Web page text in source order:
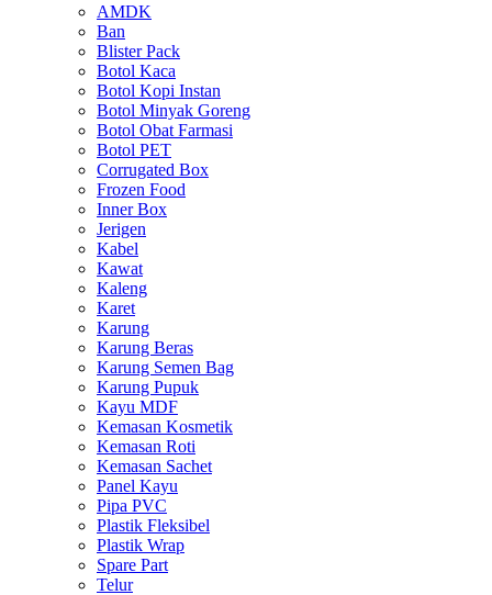
AMDK
Ban
Blister Pack
Botol Kaca
Botol Kopi Instan
Botol Minyak Goreng
Botol Obat Farmasi
Botol PET
Corrugated Box
Frozen Food
Inner Box
Jerigen
Kabel
Kawat
Kaleng
Karet
Karung
Karung Beras
Karung Semen Bag
Karung Pupuk
Kayu MDF
Kemasan Kosmetik
Kemasan Roti
Kemasan Sachet
Panel Kayu
Pipa PVC
Plastik Fleksibel
Plastik Wrap
Spare Part
Telur